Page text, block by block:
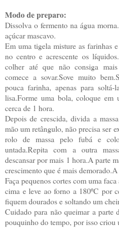
Modo de preparo:
Dissolva o fermento na água
açúcar mascavo.
Em uma tigela misture as farinhas
no centro e acrescente os
colher até que não consiga
comece a sovar.Sove muito
pouca farinha, apenas para
lisa.Forme uma bola, coloque em
cerca de 1 hora.
Depois de crescida, divida a
mão um retângulo, não precisa ser
rolo de massa pelo fubá e
untada.Repita com a outra
descansar por mais 1 hora.A parte
crescimento que é mais
Faça pequenos cortes com uma
cima e leve ao forno a 180ºC por
fiquem dourados e soltando um
Cuidado para não queimar a parte
pouquinho do tempo, por isso criou